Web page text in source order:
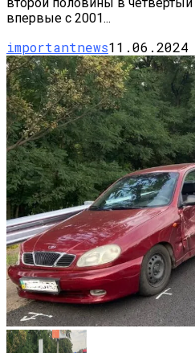
впервые с 2001...
importantnews11.06.2024